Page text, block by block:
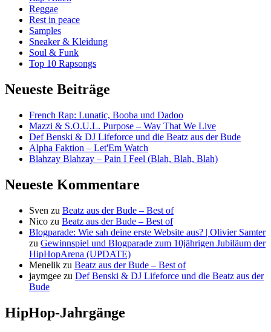
Reggae
Rest in peace
Samples
Sneaker & Kleidung
Soul & Funk
Top 10 Rapsongs
Neueste Beiträge
French Rap: Lunatic, Booba und Dadoo
Mazzi & S.O.U.L. Purpose – Way That We Live
Def Benski & DJ Lifeforce und die Beatz aus der Bude
Alpha Faktion – Let'Em Watch
Blahzay Blahzay – Pain I Feel (Blah, Blah, Blah)
Neueste Kommentare
Sven zu Beatz aus der Bude – Best of
Nico zu Beatz aus der Bude – Best of
Blogparade: Wie sah deine erste Website aus? | Olivier Samter
zu Gewinnspiel und Blogparade zum 10jährigen Jubiläum der
HipHopArena (UPDATE)
Menelik zu Beatz aus der Bude – Best of
jaymgee zu Def Benski & DJ Lifeforce und die Beatz aus der
Bude
HipHop-Jahrgänge